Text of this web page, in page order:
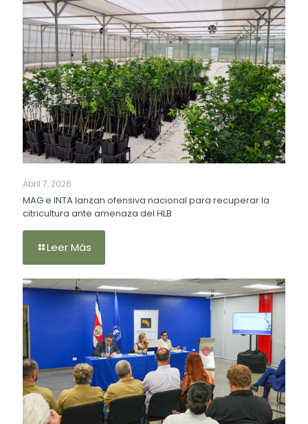
Abril 7, 2026
MAG e INTA lanzan ofensiva nacional para recuperar la
citricultura ante amenaza del HLB
Leer Más